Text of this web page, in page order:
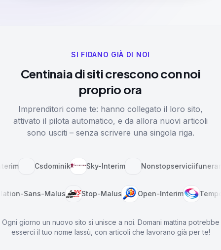
SI FIDANO GIÀ DI NOI
Centinaia di siti crescono con noi
proprio ora
Imprenditori come te: hanno collegato il loro sito,
attivato il pilota automatico, e da allora nuovi articoli
sono usciti – senza scrivere una singola riga.
Csdominik Sky-Interim Nonstopserviciifunerare
Sans-Malus Stop-Malus Open-Interim
Ogni giorno un nuovo sito si unisce a noi. Domani mattina potrebbe
esserci il tuo nome lassù, con articoli che lavorano già per te!